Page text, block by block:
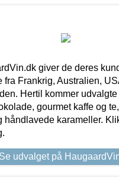
giver de deres
fra Frankrig, Australien,
Hertil kommer
gourmet kaffe og
håndlavede karameller.
Se udvalget på